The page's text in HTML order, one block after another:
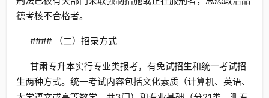
德考核不合格者。
#### （二）招录方式
甘肃专升本实行专业类报考，有免试招生和统一考试招
生两种方式。统一考试内容包括文化素质（计算机、英语、